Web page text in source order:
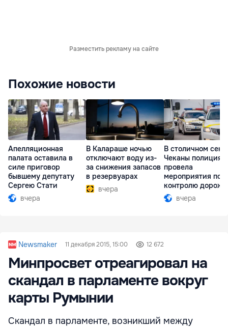
Разместить рекламу на сайте
Похожие новости
Апелляционная
палата оставила в
силе приговор
бывшему депутату
Сергею Стати
вчера
В Калараше ночью
отключают воду из-
за снижения запасов
в резервуарах
вчера
В столичном
Чеканы полиция
провела
мероприятия по
контролю
движения
вчера
Newsmaker 11 декабря 2015, 15:00 12 672
Минпросвет отреагировал на
скандал в парламенте вокруг
карты Румынии
Скандал в парламенте, возникший между